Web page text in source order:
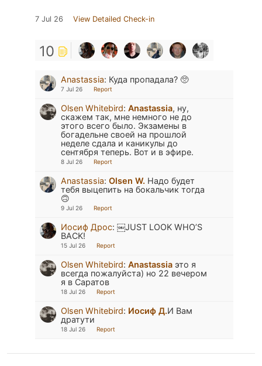
7 Jul 26 View Detailed Check-in
10
Anastassia: Куда пропадала? 🥺
7 Jul 26 Report
Olsen Whitebird: Anastassia, ну,
скажем так, мне немного не до
этого всего было. Экзамены в
богадельне своей на прошлой
неделе сдала и каникулы до
сентября теперь. Вот и в эфире.
8 Jul 26 Report
Anastassia: Olsen W. Надо будет
тебя выцепить на бокальчик тогда
🙃
9 Jul 26 Report
Иосиф Дрос: ￼JUST LOOK WHO’S
BACK!
15 Jul 26 Report
Olsen Whitebird: Anastassia это я
всегда пожалуйста) но 22 вечером
я в Саратов
18 Jul 26 Report
Olsen Whitebird: Иосиф Д.И Вам
дратути
18 Jul 26 Report